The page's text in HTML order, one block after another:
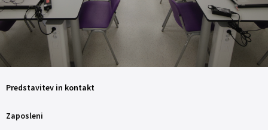
Predstavitev in kontakt
Zaposleni